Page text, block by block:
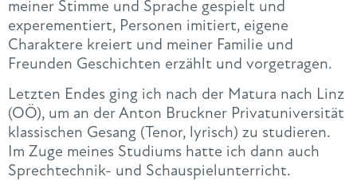
meiner Stimme und Sprache gespielt und
experementiert, Personen imitiert, eigene
Charaktere kreiert und meiner Familie und
Freunden Geschichten erzählt und vorgetragen.
Letzten Endes ging ich nach der Matura nach Linz
(OÖ), um an der Anton Bruckner Privatuniversität
klassischen Gesang (Tenor, lyrisch) zu studieren.
Im Zuge meines Studiums hatte ich dann auch
Sprechtechnik- und Schauspielunterricht.